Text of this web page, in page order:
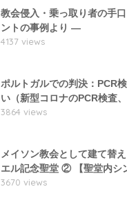
教会侵入・乗っ取り者の手
ントの事例より ―
4137 views
ポルトガルでの判決：PCR
い（新型コロナのPCR検査、
3864 views
メイソン教会として建て替
エル記念聖堂 ② 【聖堂内シ
3670 views